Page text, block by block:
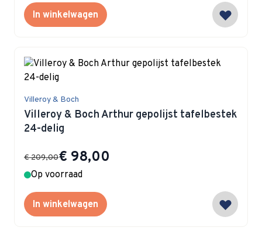
In winkelwagen
Villeroy & Boch
Villeroy & Boch Arthur gepolijst tafelbestek
24-delig
Special Price
€ 98,00
€ 209,00
Op voorraad
In winkelwagen